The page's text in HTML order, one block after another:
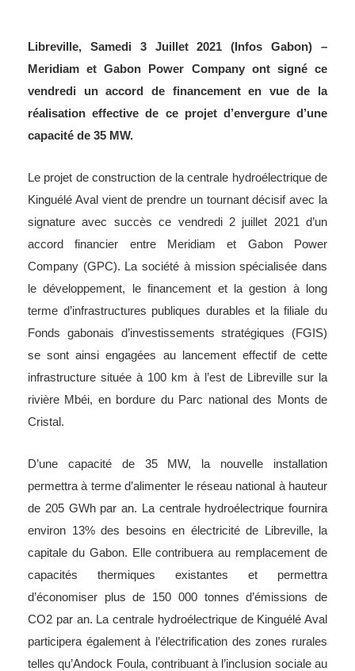
Libreville, Samedi 3 Juillet 2021 (Infos Gabon) –
Meridiam et Gabon Power Company ont signé ce
vendredi un accord de financement en vue de la
réalisation effective de ce projet d’envergure d’une
capacité de 35 MW.
Le projet de construction de la centrale hydroélectrique de
Kinguélé Aval vient de prendre un tournant décisif avec la
signature avec succès ce vendredi 2 juillet 2021 d’un
accord financier entre Meridiam et Gabon Power
Company (GPC). La société à mission spécialisée dans
le développement, le financement et la gestion à long
terme d’infrastructures publiques durables et la filiale du
Fonds gabonais d’investissements stratégiques (FGIS)
se sont ainsi engagées au lancement effectif de cette
infrastructure située à 100 km à l’est de Libreville sur la
rivière Mbéi, en bordure du Parc national des Monts de
Cristal.
D’une capacité de 35 MW, la nouvelle installation
permettra à terme d’alimenter le réseau national à hauteur
de 205 GWh par an. La centrale hydroélectrique fournira
environ 13% des besoins en électricité de Libreville, la
capitale du Gabon. Elle contribuera au remplacement de
capacités thermiques existantes et permettra
d’économiser plus de 150 000 tonnes d’émissions de
CO2 par an. La centrale hydroélectrique de Kinguélé Aval
participera également à l’électrification des zones rurales
telles qu’Andock Foula, contribuant à l’inclusion sociale au